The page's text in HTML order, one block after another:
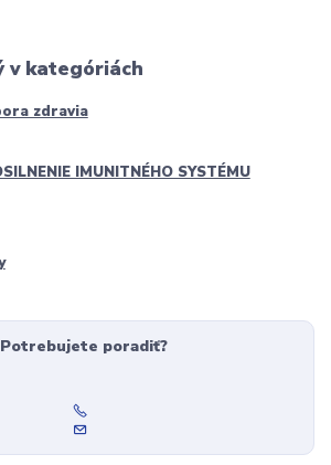
v kategóriách
zdravia
IMUNITNÉHO SYSTÉMU
Potrebujete poradiť?